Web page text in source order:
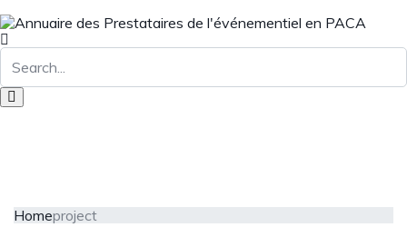
Homeproject